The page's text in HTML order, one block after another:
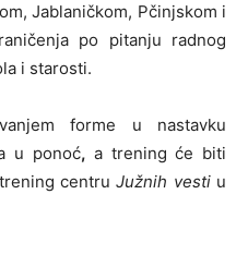
Jablaničkom, Pčinjskom i
po pitanju radnog
i starosti.
forme u nastavku
u ponoć, a trening će biti
centruJužnih vestiu